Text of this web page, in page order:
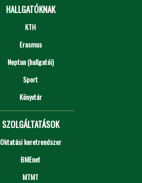
HALLGATÓKNAK
KTH
Erasmus
Neptun (hallgatói)
Sport
Könyvtár
SZOLGÁLTATÁSOK
Oktatási keretrendszer
BMEnet
MTMT